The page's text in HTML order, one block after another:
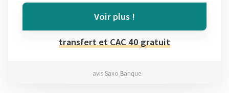
Voir plus !
transfert et CAC 40 gratuit
avis Saxo Banque